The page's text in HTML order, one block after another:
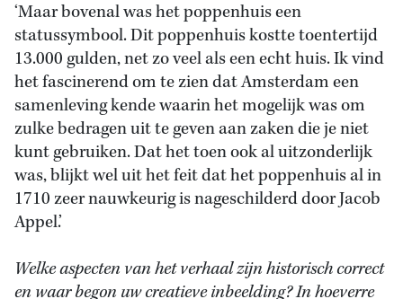
‘Maar bovenal was het poppenhuis een
statussymbool. Dit poppenhuis kostte toentertijd
13.000 gulden, net zo veel als een echt huis. Ik vind
het fascinerend om te zien dat Amsterdam een
samenleving kende waarin het mogelijk was om
zulke bedragen uit te geven aan zaken die je niet
kunt gebruiken. Dat het toen ook al uitzonderlijk
was, blijkt wel uit het feit dat het poppenhuis al in
1710 zeer nauwkeurig is nageschilderd door Jacob
Appel.’
Welke aspecten van het verhaal zijn historisch correct
en waar begon uw creatieve inbeelding? In hoeverre